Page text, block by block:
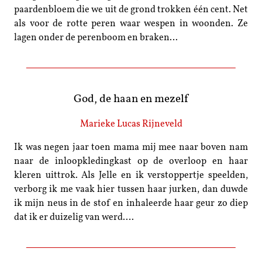
paardenbloem die we uit de grond trokken één cent. Net
als voor de rotte peren waar wespen in woonden. Ze
lagen onder de perenboom en braken…
God, de haan en mezelf
Marieke Lucas Rijneveld
Ik was negen jaar toen mama mij mee naar boven nam
naar de inloopkledingkast op de overloop en haar
kleren uittrok. Als Jelle en ik verstoppertje speelden,
verborg ik me vaak hier tussen haar jurken, dan duwde
ik mijn neus in de stof en inhaleerde haar geur zo diep
dat ik er duizelig van werd.…